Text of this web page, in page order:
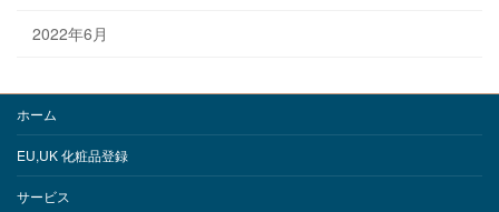
2022年6月
ホーム
EU,UK 化粧品登録
サービス